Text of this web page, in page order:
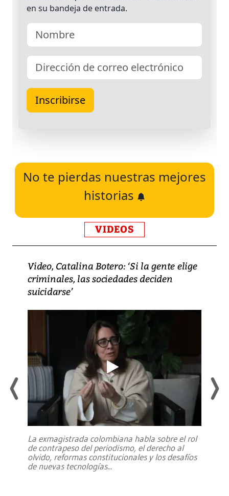
No te pierdas nuestras mejores
historias
VIDEOS
Video, Catalina Botero: ‘Si la gente elige
criminales, las sociedades deciden
suicidarse’
La exmagistrada colombiana habla sobre el rol
de contrapeso del periodismo, el derecho al
olvido, reformas constitucionales y los desafíos
de nuevas tecnologías...